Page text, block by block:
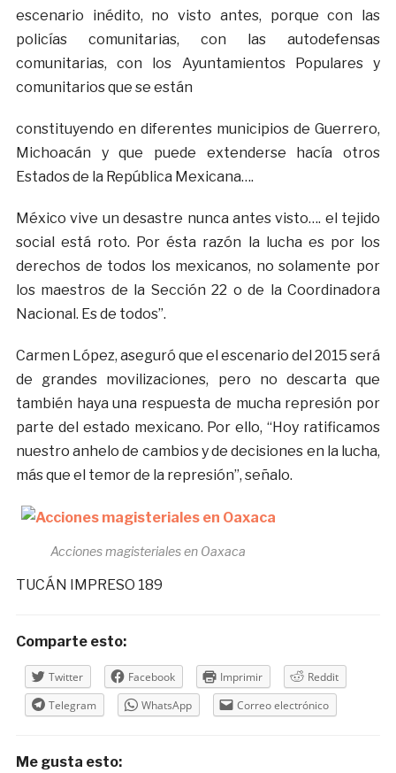
escenario inédito, no visto antes, porque con las
policías comunitarias, con las autodefensas
comunitarias, con los Ayuntamientos Populares y
comunitarios que se están
constituyendo en diferentes municipios de Guerrero,
Michoacán y que puede extenderse hacía otros
Estados de la República Mexicana….
México vive un desastre nunca antes visto…. el tejido
social está roto. Por ésta razón la lucha es por los
derechos de todos los mexicanos, no solamente por
los maestros de la Sección 22 o de la Coordinadora
Nacional. Es de todos”.
Carmen López, aseguró que el escenario del 2015 será
de grandes movilizaciones, pero no descarta que
también haya una respuesta de mucha represión por
parte del estado mexicano. Por ello, “Hoy ratificamos
nuestro anhelo de cambios y de decisiones en la lucha,
más que el temor de la represión”, señalo.
Acciones magisteriales en Oaxaca
TUCÁN IMPRESO 189
Comparte esto:
Twitter Facebook Imprimir
Reddit
Telegram
WhatsApp Correo electrónico
Me gusta esto: